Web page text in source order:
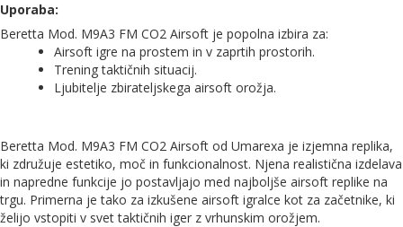
Uporaba:
Beretta Mod. M9A3 FM CO2 Airsoft je popolna izbira za:
Airsoft igre na prostem in v zaprtih prostorih.
Trening taktičnih situacij.
Ljubitelje zbirateljskega airsoft orožja.
Beretta Mod. M9A3 FM CO2 Airsoft od Umarexa je izjemna replika,
ki združuje estetiko, moč in funkcionalnost. Njena realistična izdelava
in napredne funkcije jo postavljajo med najboljše airsoft replike na
trgu. Primerna je tako za izkušene airsoft igralce kot za začetnike, ki
želijo vstopiti v svet taktičnih iger z vrhunskim orožjem.